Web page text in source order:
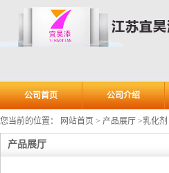
公司首页 公司介绍
您当前的位置： 网站首页 > 产品展厅 >乳化剂
产品展厅